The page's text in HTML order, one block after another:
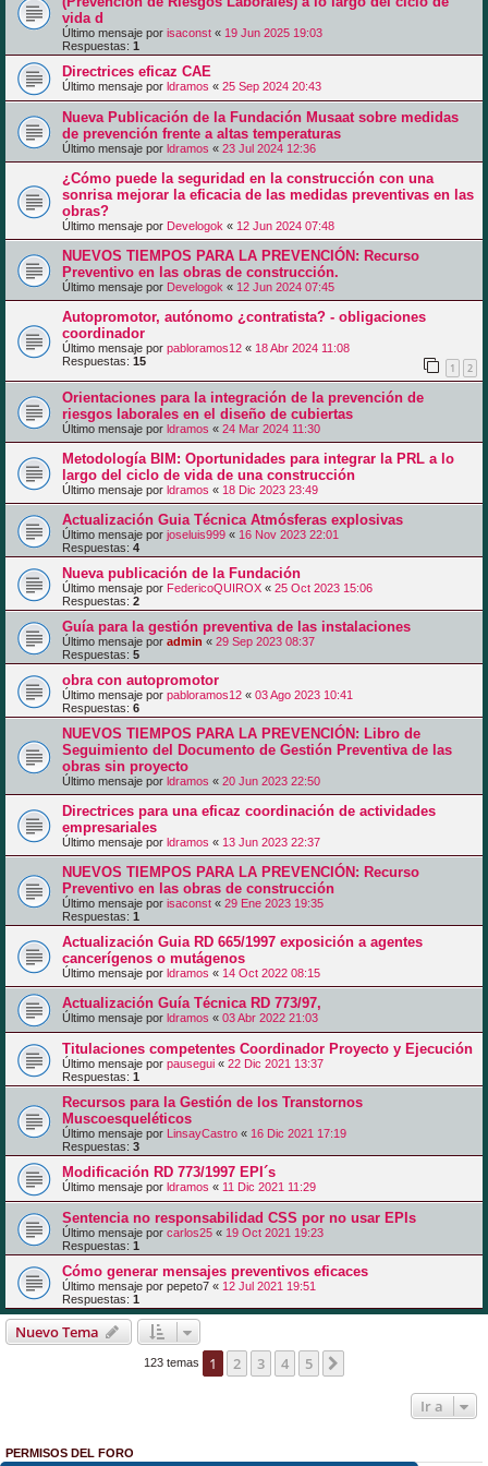
vida d
Último mensaje por isaconst « 19 Jun 2025 19:03
Respuestas: 1
Directrices eficaz CAE
Último mensaje por ldramos « 25 Sep 2024 20:43
Nueva Publicación de la Fundación Musaat sobre medidas
de prevención frente a altas temperaturas
Último mensaje por ldramos « 23 Jul 2024 12:36
¿Cómo puede la seguridad en la construcción con una
sonrisa mejorar la eficacia de las medidas preventivas en las
obras?
Último mensaje por Develogok « 12 Jun 2024 07:48
NUEVOS TIEMPOS PARA LA PREVENCIÓN: Recurso
Preventivo en las obras de construcción.
Último mensaje por Develogok « 12 Jun 2024 07:45
Autopromotor, autónomo ¿contratista? - obligaciones
coordinador
Último mensaje por pabloramos12 « 18 Abr 2024 11:08
Respuestas: 15 1 2
Orientaciones para la integración de la prevención de
riesgos laborales en el diseño de cubiertas
Último mensaje por ldramos « 24 Mar 2024 11:30
Metodología BIM: Oportunidades para integrar la PRL a lo
largo del ciclo de vida de una construcción
Último mensaje por ldramos « 18 Dic 2023 23:49
Actualización Guia Técnica Atmósferas explosivas
Último mensaje por joseluis999 « 16 Nov 2023 22:01
Respuestas: 4
Nueva publicación de la Fundación
Último mensaje por FedericoQUIROX « 25 Oct 2023 15:06
Respuestas: 2
Guía para la gestión preventiva de las instalaciones
Último mensaje por admin « 29 Sep 2023 08:37
Respuestas: 5
obra con autopromotor
Último mensaje por pabloramos12 « 03 Ago 2023 10:41
Respuestas: 6
NUEVOS TIEMPOS PARA LA PREVENCIÓN: Libro de
Seguimiento del Documento de Gestión Preventiva de las
obras sin proyecto
Último mensaje por ldramos « 20 Jun 2023 22:50
Directrices para una eficaz coordinación de actividades
empresariales
Último mensaje por ldramos « 13 Jun 2023 22:37
NUEVOS TIEMPOS PARA LA PREVENCIÓN: Recurso
Preventivo en las obras de construcción
Último mensaje por isaconst « 29 Ene 2023 19:35
Respuestas: 1
Actualización Guia RD 665/1997 exposición a agentes
cancerígenos o mutágenos
Último mensaje por ldramos « 14 Oct 2022 08:15
Actualización Guía Técnica RD 773/97,
Último mensaje por ldramos « 03 Abr 2022 21:03
Titulaciones competentes Coordinador Proyecto y Ejecución
Último mensaje por pausegui « 22 Dic 2021 13:37
Respuestas: 1
Recursos para la Gestión de los Transtornos
Muscoesqueléticos
Último mensaje por LinsayCastro « 16 Dic 2021 17:19
Respuestas: 3
Modificación RD 773/1997 EPI´s
Último mensaje por ldramos « 11 Dic 2021 11:29
Sentencia no responsabilidad CSS por no usar EPIs
Último mensaje por carlos25 « 19 Oct 2021 19:23
Respuestas: 1
Cómo generar mensajes preventivos eficaces
Último mensaje por pepeto7 « 12 Jul 2021 19:51
Respuestas: 1
Nuevo Tema
123 temas 1 2 3 4 5
Ir a
PERMISOS DEL FORO